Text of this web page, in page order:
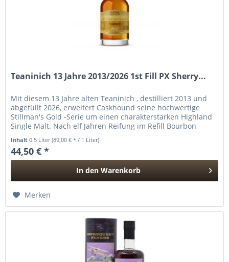
Teaninich 13 Jahre 2013/2026 1st Fill PX Sherry...
Mit diesem 13 Jahre alten Teaninich , destilliert 2013 und
abgefüllt 2026, erweitert Caskhound seine hochwertige
Stillman's Gold -Serie um einen charakterstarken Highland
Single Malt. Nach elf Jahren Reifung im Refill Bourbon
Inhalt0.5 Liter(89,00 € * / 1 Liter)
44,50 € *
In den Warenkorb
Merken